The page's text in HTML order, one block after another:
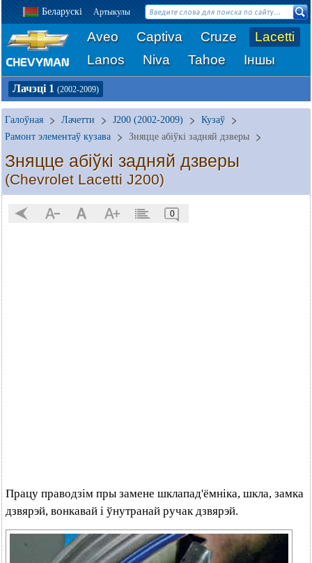
Беларускі Артыкулы
Aveo Captiva Cruze
Lacetti
Lanos
Niva Tahoe Іншы
Лачэці 1 (2002-2009)
Галоўная Лачетти J200 (2002-2009)
Кузаў
Рамонт элементаў кузава
Зняцце абіўкі задняй дзверы
Зняцце абіўкі задняй дзверы
(Chevrolet Lacetti J200)
0
Працу праводзім пры замене шклапад'ёмніка, шкла, замка
дзвярэй, вонкавай і ўнутранай ручак дзвярэй.